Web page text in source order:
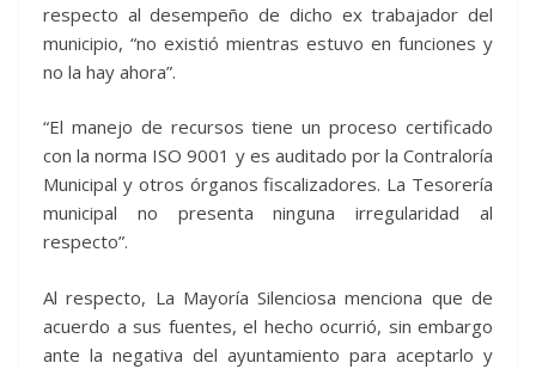
respecto al desempeño de dicho ex trabajador del
municipio, “no existió mientras estuvo en funciones y
no la hay ahora”.
“El manejo de recursos tiene un proceso certificado
con la norma ISO 9001 y es auditado por la Contraloría
Municipal y otros órganos fiscalizadores. La Tesorería
municipal no presenta ninguna irregularidad al
respecto”.
Al respecto, La Mayoría Silenciosa menciona que de
acuerdo a sus fuentes, el hecho ocurrió, sin embargo
ante la negativa del ayuntamiento para aceptarlo y